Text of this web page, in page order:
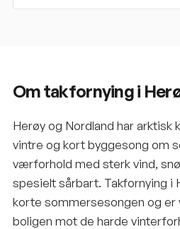
Om takfornying i
Herøy og Nordland har arktisk
vintre og kort byggesong om
værforhold med sterk vind,
spesielt sårbart. Takfornying i
korte sommersesongen og er
boligen mot de harde